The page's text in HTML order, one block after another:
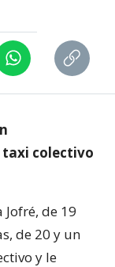
colectivo
de 19
de 20 y un
y le